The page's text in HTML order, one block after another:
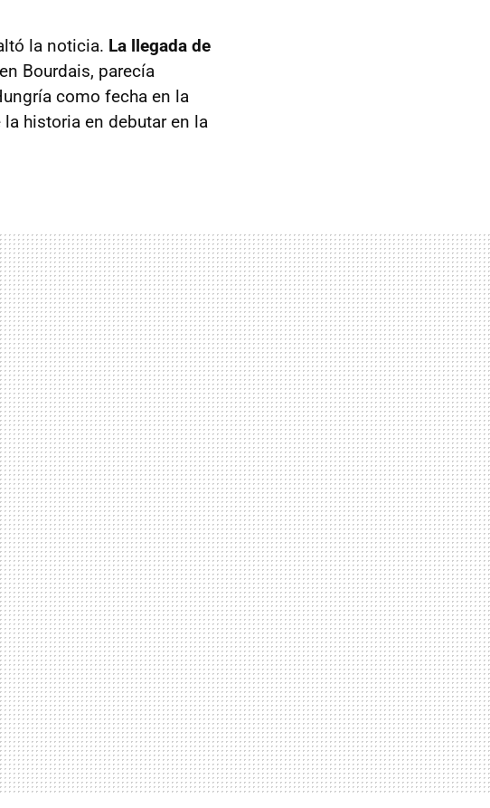
la noticia. La llegada de
Bourdais, parecía
como fecha en la
historia en debutar en la